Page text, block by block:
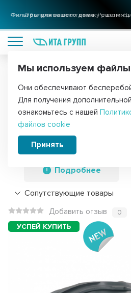
Фильтры для вашего домаРешения
Главная Запчасти для стиральных
Манжета люка
Midea, Dexp, Hansa,
126535
Подробнее
Сопутствующие товары
Добавить отзыв 0
Мы используем
Они обеспечивают
Для получения
ознакомьтесь с нашей
файлов cookie
Принять